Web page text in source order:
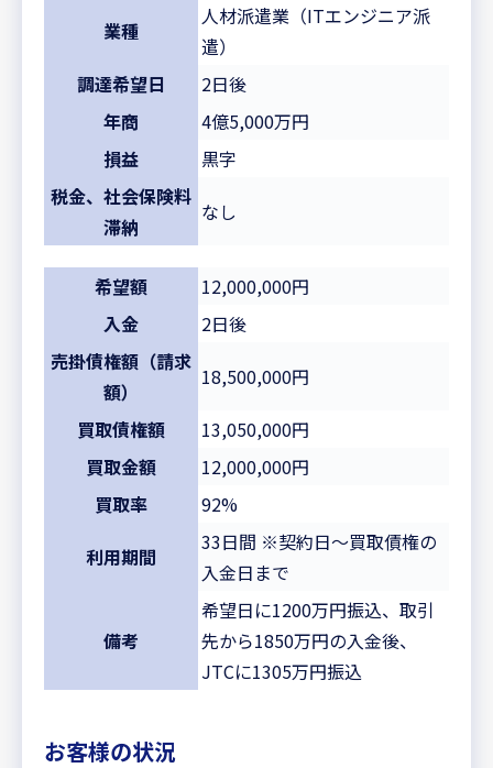
業種
人材派遣業（ITエンジニア派
遣）
調達希望日
2日後
年商
4億5,000万円
損益
黒字
税金、社会保険料
滞納
なし
希望額
12,000,000円
入金
2日後
売掛債権額（請求
額）
18,500,000円
買取債権額
13,050,000円
買取金額
12,000,000円
買取率
92%
利用期間
33日間 ※契約日～買取債権の
入金日まで
備考
希望日に1200万円振込、取引
先から1850万円の入金後、
JTCに1305万円振込
お客様の状況